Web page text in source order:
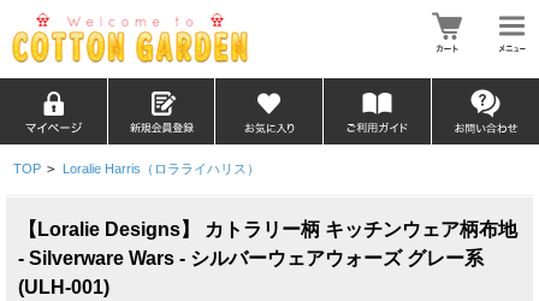
TOP > Loralie Harris（ロラライハリス）
【Loralie Designs】 カトラリー柄 キッチンウェア柄布地
- Silverware Wars - シルバーウェアウォーズ グレー系
(ULH-001)